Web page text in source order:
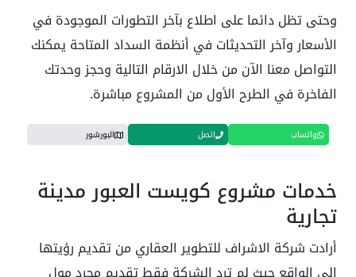
وحتى تظل دائما على اطلاع بآخر التطورات الموجودة في
الأسعار وآخر التحديثات في أنظمة السداد المتاحة يمكنك
التواصل معنا الآن من خلال الارقام التالية وحجز وحدتك
الفاخرة في الطرح الأول من المشروع مباشرة.
واتساب اتصل البورشور
خدمات مشروع كويست العبور مدينة
تجارية
أرادت شركة الاشراف للتطوير العقاري من تقديم رؤيتها